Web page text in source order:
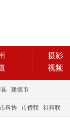
摄影
视频
建德市
市科协 市侨联 社科联